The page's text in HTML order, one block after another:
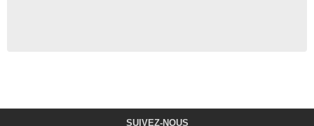
SUIVEZ-NOUS